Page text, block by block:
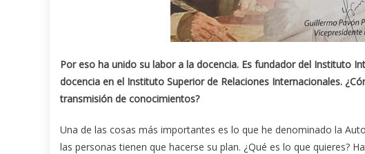
Por eso ha unido su labor a la docencia. Es fundador del Instituto
docencia en el Instituto Superior de Relaciones Internacionales. ¿Có
transmisión de conocimientos?
Una de las cosas más importantes es lo que he denominado la
las personas tienen que hacerse su plan. ¿Qué es lo que quieres?